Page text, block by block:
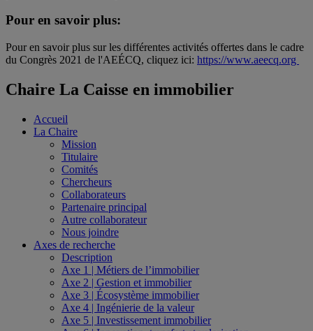
Pour en savoir plus:
Pour en savoir plus sur les différentes activités offertes dans le cadre
du Congrès 2021 de l'AEÉCQ, cliquez ici: https://www.aeecq.org
Chaire La Caisse en immobilier
Accueil
La Chaire
Mission
Titulaire
Comités
Chercheurs
Collaborateurs
Partenaire principal
Autre collaborateur
Nous joindre
Axes de recherche
Description
Axe 1 | Métiers de l’immobilier
Axe 2 | Gestion et immobilier
Axe 3 | Écosystème immobilier
Axe 4 | Ingénierie de la valeur
Axe 5 | Investissement immobilier